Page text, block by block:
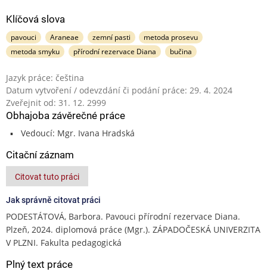
Klíčová slova
pavouci Araneae zemní pasti
metoda prosevu
metoda smyku
přírodní rezervace Diana bučina
Jazyk práce: čeština
Datum vytvoření / odevzdání či podání práce: 29. 4. 2024
Zveřejnit od: 31. 12. 2999
Obhajoba závěrečné práce
Vedoucí: Mgr. Ivana Hradská
Citační záznam
Citovat tuto práci
Jak správně citovat práci
PODESTÁTOVÁ, Barbora. Pavouci přírodní rezervace Diana.
Plzeň, 2024. diplomová práce (Mgr.). ZÁPADOČESKÁ UNIVERZITA
V PLZNI. Fakulta pedagogická
Plný text práce